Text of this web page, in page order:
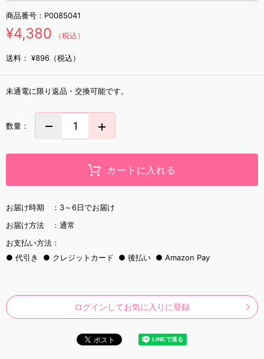
商品番号： P0085041
¥4,380 （税込）
送料： ¥896（税込）
未通電に限り返品・交換可能です。
数量：
カートに入れる
お届け時期 ： 3～6日でお届け
お届け方法 ： 通常
お支払い方法：
代引き
クレジットカード 後払い Amazon Pay
ログインしてお気に入りに登録